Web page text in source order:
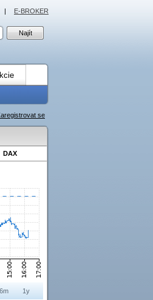
se
DAX
6m 1y
| E-BROKER